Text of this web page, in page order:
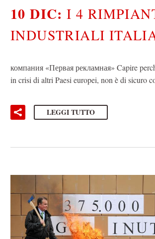
10 DIC:I 4
INDUSTRIALI
компания «Первая рекламная» Capire
in crisi di altri Paesi europei, non è di sicuro
LEGGI TUTTO